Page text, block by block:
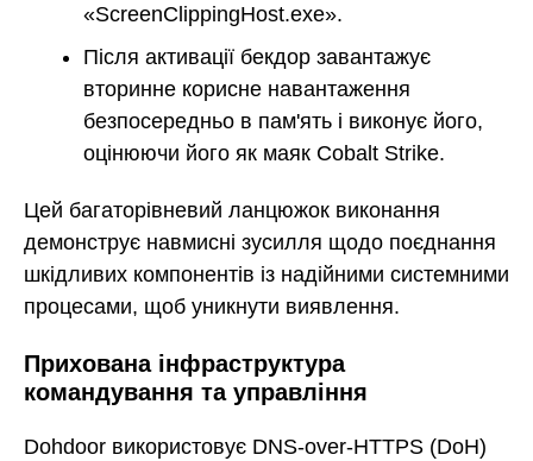
«ScreenClippingHost.exe».
Після активації бекдор завантажує
вторинне корисне навантаження
безпосередньо в пам'ять і виконує його,
оцінюючи його як маяк Cobalt Strike.
Цей багаторівневий ланцюжок виконання
демонструє навмисні зусилля щодо поєднання
шкідливих компонентів із надійними системними
процесами, щоб уникнути виявлення.
Прихована інфраструктура
командування та управління
Dohdoor використовує DNS-over-HTTPS (DoH)